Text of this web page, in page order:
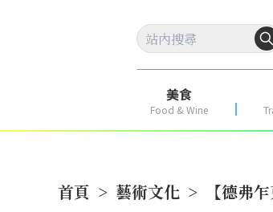
美食
Food & Wine
首頁 > 藝術文化 > 【德弗